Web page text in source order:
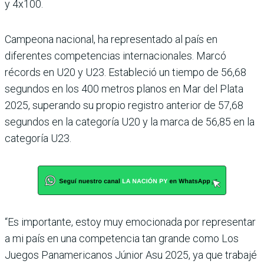
y 4x100.
Campeona nacional, ha representado al país en
diferentes competencias internacionales. Marcó
récords en U20 y U23. Estableció un tiempo de 56,68
segundos en los 400 metros planos en Mar del Plata
2025, superando su propio registro anterior de 57,68
segundos en la categoría U20 y la marca de 56,85 en la
categoría U23.
“Es importante, estoy muy emocionada por representar
a mi país en una competencia tan grande como Los
Juegos Panamericanos Júnior Asu 2025, ya que trabajé